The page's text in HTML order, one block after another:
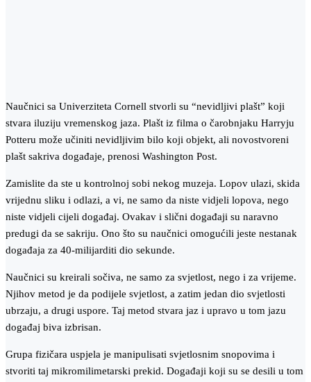
Naučnici sa Univerziteta Cornell stvorli su “nevidljivi plašt” koji
stvara iluziju vremenskog jaza. Plašt iz filma o čarobnjaku Harryju
Potteru može učiniti nevidljivim bilo koji objekt, ali novostvoreni
plašt sakriva događaje, prenosi Washington Post.
Zamislite da ste u kontrolnoj sobi nekog muzeja. Lopov ulazi, skida
vrijednu sliku i odlazi, a vi, ne samo da niste vidjeli lopova, nego
niste vidjeli cijeli događaj. Ovakav i slični događaji su naravno
predugi da se sakriju. Ono što su naučnici omogućili jeste nestanak
događaja za 40-milijarditi dio sekunde.
Naučnici su kreirali sočiva, ne samo za svjetlost, nego i za vrijeme.
Njihov metod je da podijele svjetlost, a zatim jedan dio svjetlosti
ubrzaju, a drugi uspore. Taj metod stvara jaz i upravo u tom jazu
događaj biva izbrisan.
Grupa fizičara uspjela je manipulisati svjetlosnim snopovima i
stvoriti taj mikromilimetarski prekid. Događaji koji su se desili u tom